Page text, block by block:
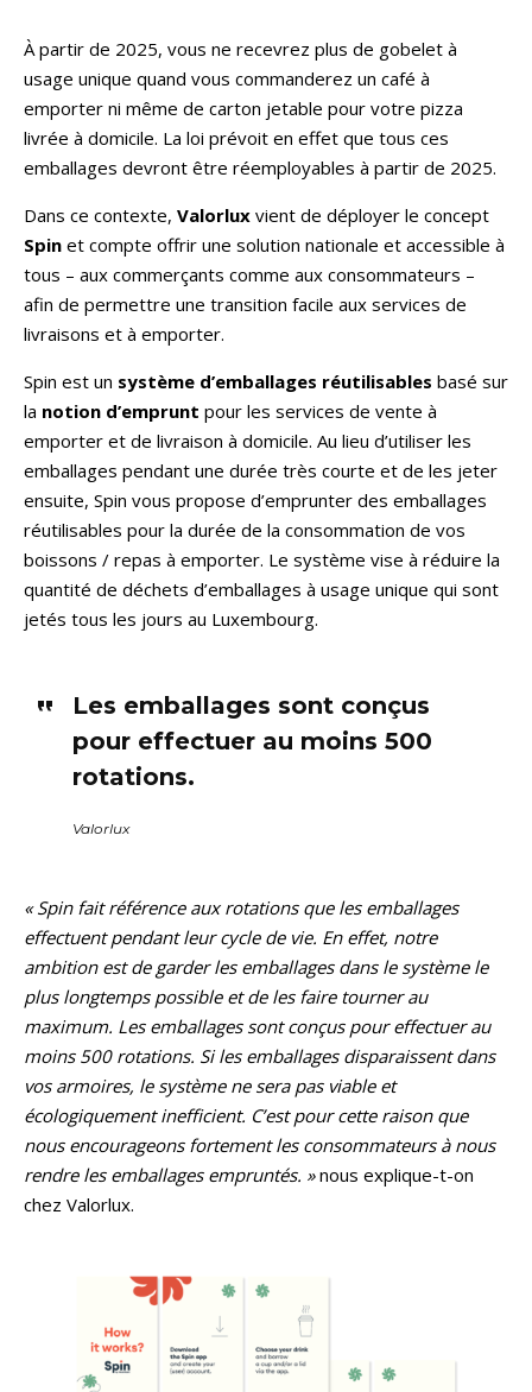
À partir de 2025, vous ne recevrez plus de gobelet à
usage unique quand vous commanderez un café à
emporter ni même de carton jetable pour votre pizza
livrée à domicile. La loi prévoit en effet que tous ces
emballages devront être réemployables à partir de 2025.
Dans ce contexte, Valorlux vient de déployer le concept
Spin et compte offrir une solution nationale et accessible à
tous – aux commerçants comme aux consommateurs –
afin de permettre une transition facile aux services de
livraisons et à emporter.
Spin est un système d’emballages réutilisables basé sur
la notion d’emprunt pour les services de vente à
emporter et de livraison à domicile. Au lieu d’utiliser les
emballages pendant une durée très courte et de les jeter
ensuite, Spin vous propose d’emprunter des emballages
réutilisables pour la durée de la consommation de vos
boissons / repas à emporter. Le système vise à réduire la
quantité de déchets d’emballages à usage unique qui sont
jetés tous les jours au Luxembourg.
Les emballages sont conçus
pour effectuer au moins 500
rotations.
Valorlux
« Spin fait référence aux rotations que les emballages
effectuent pendant leur cycle de vie. En effet, notre
ambition est de garder les emballages dans le système le
plus longtemps possible et de les faire tourner au
maximum. Les emballages sont conçus pour effectuer au
moins 500 rotations. Si les emballages disparaissent dans
vos armoires, le système ne sera pas viable et
écologiquement inefficient. C’est pour cette raison que
nous encourageons fortement les consommateurs à nous
rendre les emballages empruntés. »nous explique-t-on
chez Valorlux.